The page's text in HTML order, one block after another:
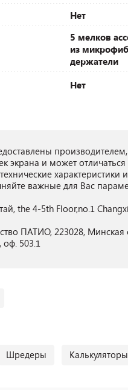
Нет
5 мелков
из
держатели
Нет
экрана и может
характеристики
важные для Вас
the 4-5th Floor,no.1
ПАТИО, 223028,
оф. 503.1
Шредеры Калькуляторы